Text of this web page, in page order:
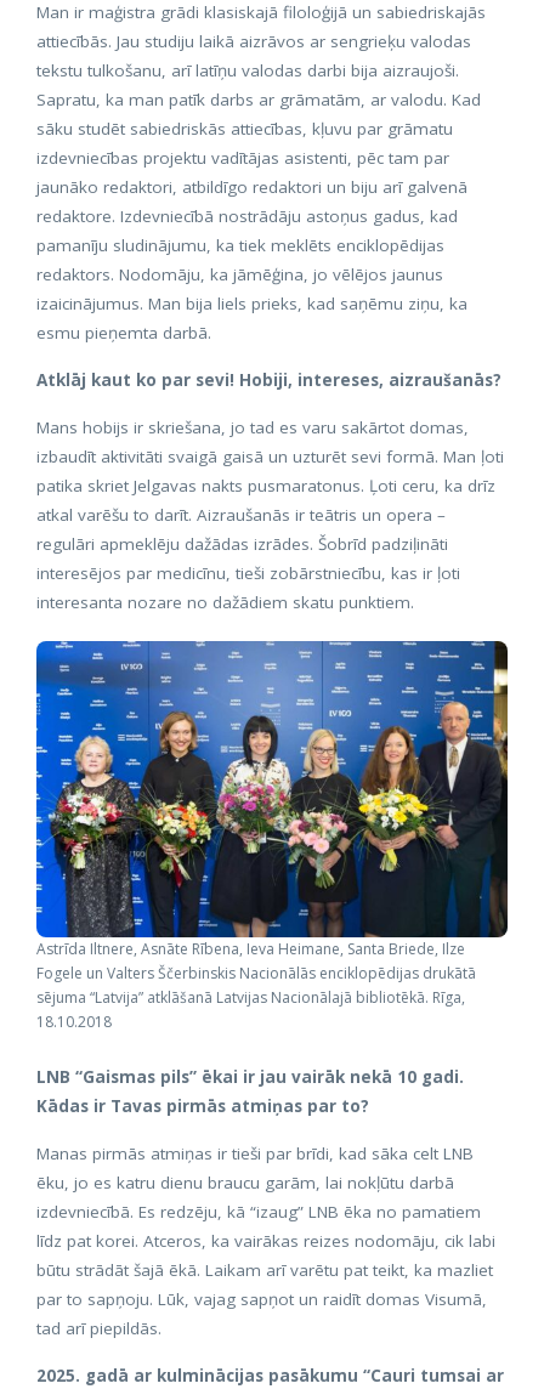
Man ir maģistra grādi klasiskajā filoloģijā un sabiedriskajās
attiecībās. Jau studiju laikā aizrāvos ar sengrieķu valodas
tekstu tulkošanu, arī latīņu valodas darbi bija aizraujoši.
Sapratu, ka man patīk darbs ar grāmatām, ar valodu. Kad
sāku studēt sabiedriskās attiecības, kļuvu par grāmatu
izdevniecības projektu vadītājas asistenti, pēc tam par
jaunāko redaktori, atbildīgo redaktori un biju arī galvenā
redaktore. Izdevniecībā nostrādāju astoņus gadus, kad
pamanīju sludinājumu, ka tiek meklēts enciklopēdijas
redaktors. Nodomāju, ka jāmēģina, jo vēlējos jaunus
izaicinājumus. Man bija liels prieks, kad saņēmu ziņu, ka
esmu pieņemta darbā.
Atklāj kaut ko par sevi! Hobiji, intereses, aizraušanās?
Mans hobijs ir skriešana, jo tad es varu sakārtot domas,
izbaudīt aktivitāti svaigā gaisā un uzturēt sevi formā. Man ļoti
patika skriet Jelgavas nakts pusmaratonus. Ļoti ceru, ka drīz
atkal varēšu to darīt. Aizraušanās ir teātris un opera –
regulāri apmeklēju dažādas izrādes. Šobrīd padziļināti
interesējos par medicīnu, tieši zobārstniecību, kas ir ļoti
interesanta nozare no dažādiem skatu punktiem.
Astrīda Iltnere, Asnāte Rībena, Ieva Heimane, Santa Briede, Ilze
Fogele un Valters Ščerbinskis Nacionālās enciklopēdijas drukātā
sējuma “Latvija” atklāšanā Latvijas Nacionālajā bibliotēkā. Rīga,
18.10.2018
LNB “Gaismas pils” ēkai ir jau vairāk nekā 10 gadi.
Kādas ir Tavas pirmās atmiņas par to?
Manas pirmās atmiņas ir tieši par brīdi, kad sāka celt LNB
ēku, jo es katru dienu braucu garām, lai nokļūtu darbā
izdevniecībā. Es redzēju, kā “izaug” LNB ēka no pamatiem
līdz pat korei. Atceros, ka vairākas reizes nodomāju, cik labi
būtu strādāt šajā ēkā. Laikam arī varētu pat teikt, ka mazliet
par to sapņoju. Lūk, vajag sapņot un raidīt domas Visumā,
tad arī piepildās.
2025. gadā ar kulminācijas pasākumu “Cauri tumsai ar